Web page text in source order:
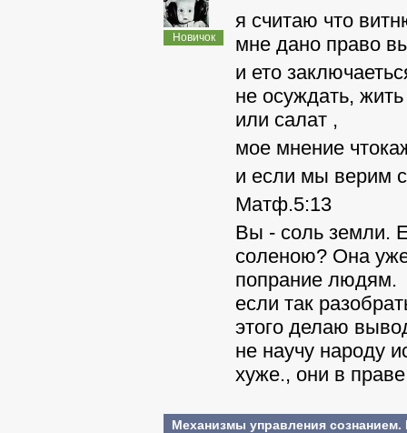
Новичок
я считаю что
мне дано право
и ето
не осуждать,
или салат ,
мое мнение
и если мы верим
Матф.5:13
Вы - соль земли.
соленою? Она
попрание людям.
если так
этого делаю
не научу народу
хуже., они в
Механизмы управления